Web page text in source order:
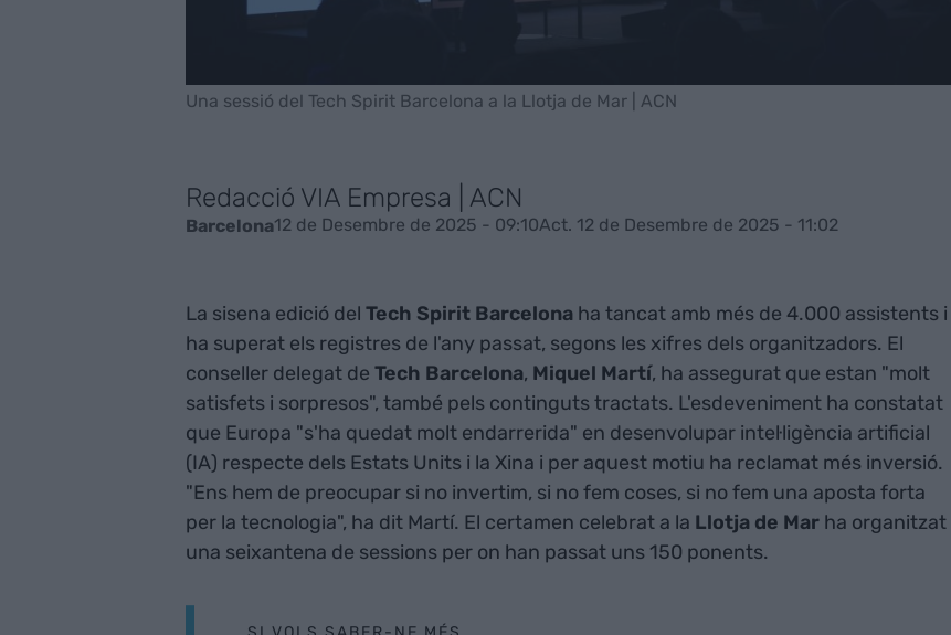
Una sessió del Tech Spirit Barcelona a la Llotja de Mar | ACN
Redacció VIA Empresa | ACN
Barcelona12 de Desembre de 2025 - 09:10Act. 12 de Desembre de 2025 - 11:02
La sisena edició del Tech Spirit Barcelonaha tancat amb més de 4.000 assistents i
ha superat els registres de l'any passat, segons les xifres dels organitzadors. El
conseller delegat de Tech Barcelona, Miquel Martí, ha assegurat que estan "molt
satisfets i sorpresos", també pels continguts tractats. L'esdeveniment ha constatat
que Europa "s'ha quedat molt endarrerida" en desenvolupar intel·ligència artificial
(IA) respecte dels Estats Units i la Xina i per aquest motiu ha reclamat més inversió.
"Ens hem de preocupar si no invertim, si no fem coses, si no fem una aposta forta
per la tecnologia", ha dit Martí. El certamen celebrat a la Llotja de Marha organitzat
una seixantena de sessions per on han passat uns 150 ponents.